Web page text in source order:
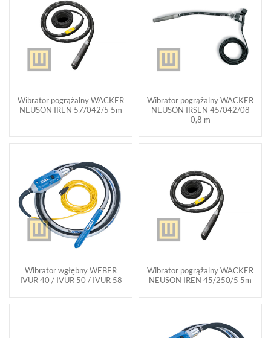
Wibrator pogrążalny WACKER
NEUSON IREN 57/042/5 5m
Wibrator pogrążalny WACKER
NEUSON IRSEN 45/042/08
0,8 m
Wibrator wgłębny WEBER
IVUR 40 / IVUR 50 / IVUR 58
Wibrator pogrążalny WACKER
NEUSON IREN 45/250/5 5m